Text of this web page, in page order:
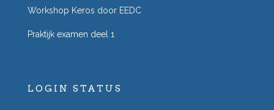
Workshop Keros door EEDC
Praktijk examen deel 1
LOGIN STATUS